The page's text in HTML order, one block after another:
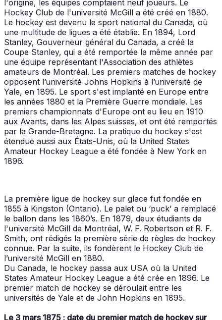
l'origine, les équipes comptaient neuf joueurs. Le
Hockey Club de l'université McGill a été créé en 1880.
Le hockey est devenu le sport national du Canada, où
une multitude de ligues a été établie. En 1894, Lord
Stanley, Gouverneur général du Canada, a créé la
Coupe Stanley, qui a été remportée la même année par
une équipe représentant l'Association des athlètes
amateurs de Montréal. Les premiers matches de hockey
opposent l’université Johns Hopkins à l’université de
Yale, en 1895. Le sport s'est implanté en Europe entre
les années 1880 et la Première Guerre mondiale. Les
premiers championnats d'Europe ont eu lieu en 1910
aux Avants, dans les Alpes suisses, et ont été remportés
par la Grande-Bretagne. La pratique du hockey s'est
étendue aussi aux États-Unis, où la United States
Amateur Hockey League a été fondée à New York en
1896.
La première ligue de hockey sur glace fut fondée en
1855 à Kingston (Ontario). Le palet ou ‘puck’ a remplacé
le ballon dans les 1860’s. En 1879, deux étudiants de
l'université McGill de Montréal, W. F. Robertson et R. F.
Smith, ont rédigés la première série de règles de hockey
connue. Par la suite, ils fondèrent le Hockey Club de
l’université McGill en 1880.
Du Canada, le hockey passa aux USA où la United
States Amateur Hockey League a été crée en 1896. Le
premier match de hockey se déroulait entre les
universités de Yale et de John Hopkins en 1895.
Le 3 mars 1875 : date du premier match de hockey sur